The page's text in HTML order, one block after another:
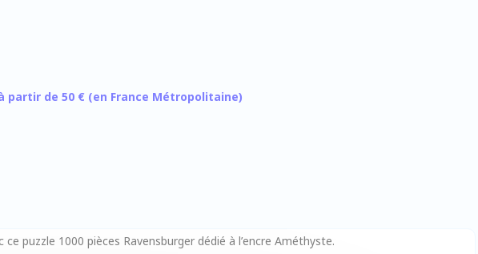
partir de 50 € (en France Métropolitaine)
puzzle 1000 pièces Ravensburger dédié à l’encre Améthyste.